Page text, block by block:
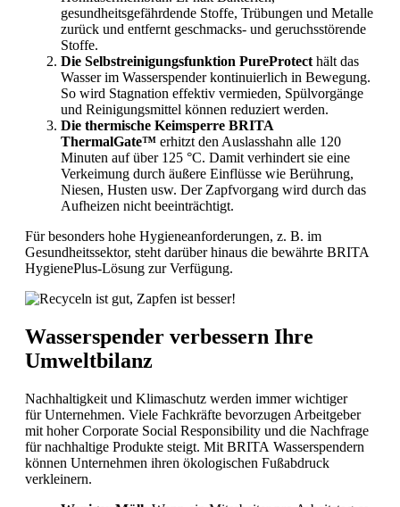
gesundheitsgefährdende Stoffe, Trübungen und Metalle
zurück und entfernt geschmacks- und geruchsstörende
Stoffe.
Die Selbstreinigungsfunktion PureProtect hält das
Wasser im Wasserspender kontinuierlich in Bewegung.
So wird Stagnation effektiv vermieden, Spülvorgänge
und Reinigungsmittel können reduziert werden.
Die thermische Keimsperre BRITA
ThermalGate™ erhitzt den Auslasshahn alle 120
Minuten auf über 125 °C. Damit verhindert sie eine
Verkeimung durch äußere Einflüsse wie Berührung,
Niesen, Husten usw. Der Zapfvorgang wird durch das
Aufheizen nicht beeinträchtigt.
Für besonders hohe Hygieneanforderungen, z. B. im
Gesundheitssektor, steht darüber hinaus die bewährte BRITA
HygienePlus-Lösung zur Verfügung.
Wasserspender verbessern Ihre
Umweltbilanz
Nachhaltigkeit und Klimaschutz werden immer wichtiger
für Unternehmen. Viele Fachkräfte bevorzugen Arbeitgeber
mit hoher Corporate Social Responsibility und die Nachfrage
für nachhaltige Produkte steigt. Mit BRITA Wasserspendern
können Unternehmen ihren ökologischen Fußabdruck
verkleinern.